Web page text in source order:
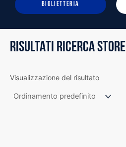
BIGLIETTERIA
RISULTATI RICERCA STORE
Visualizzazione del risultato